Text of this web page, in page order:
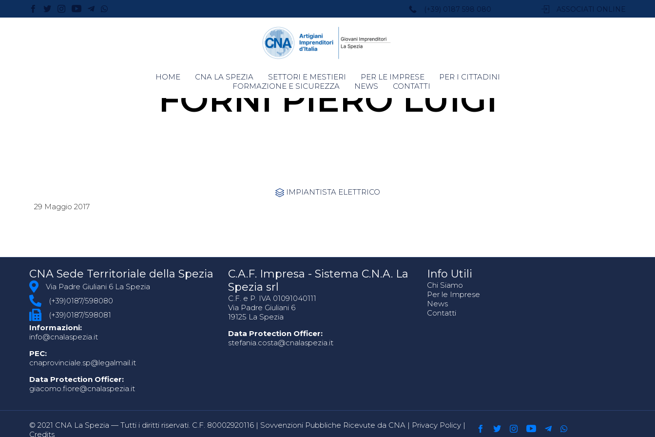
(+39) 0187 598 080 ASSOCIATI ONLINE
Skip
to
HOME CNA LA SPEZIA SETTORI E MESTIERI PER LE IMPRESE
PER I CITTADINI
FORMAZIONE E SICUREZZA
NEWS CONTATTI
FORNI PIERO LUIGI
 Category
IMPIANTISTA ELETTRICO
29 Maggio 2017
CNA Sede Territoriale della Spezia
Via Padre Giuliani 6 La Spezia
(+39)0187/598080
(+39)0187/598081
Informazioni:
info@cnalaspezia.it
PEC:
cnaprovinciale.sp@legalmail.it
Data Protection Officer:
giacomo.fiore@cnalaspezia.it
C.A.F. Impresa - Sistema C.N.A. La
Spezia srl
C.F. e P. IVA 01091040111
Via Padre Giuliani 6
19125 La Spezia
Data Protection Officer:
stefania.costa@cnalaspezia.it
Info Utili
Chi Siamo
Per le Imprese
News
Contatti
© 2021 CNA La Spezia — Tutti i diritti riservati. C.F. 80002920116 | Sovvenzioni Pubbliche Ricevute da CNA | Privacy Policy |
Credits